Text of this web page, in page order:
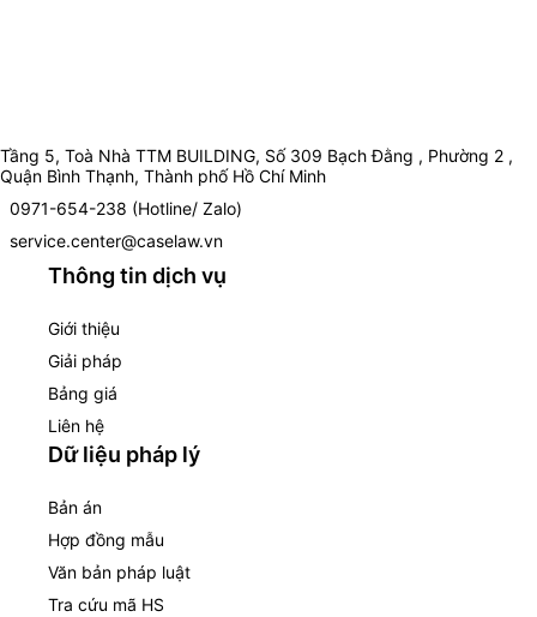
Tầng 5, Toà Nhà TTM BUILDING, Số 309 Bạch Đằng , Phường 2 ,
Quận Bình Thạnh, Thành phố Hồ Chí Minh
0971-654-238 (Hotline/ Zalo)
service.center@caselaw.vn
Thông tin dịch vụ
Giới thiệu
Giải pháp
Bảng giá
Liên hệ
Dữ liệu pháp lý
Bản án
Hợp đồng mẫu
Văn bản pháp luật
Tra cứu mã HS